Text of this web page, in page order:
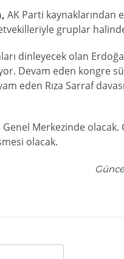
AK Parti kaynaklarından
gruplar
dinleyecek olan
Devam eden kongre
eden Rıza Sarraf
Genel Merkezinde
olacak.